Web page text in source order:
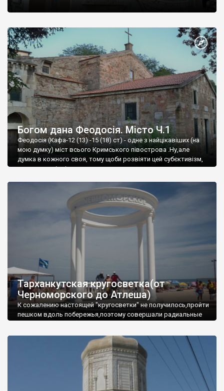
Богом дана Феодосія. Місто Ч.1
Феодосія (Кафа-12 (13) -15 (18) ст) - одне з найцікавіших (на
мою думку) міст всього Кримського півострова .Ну,але
думка в кожного своя, тому щоби розвіяти цей субєктивізм,
запрошую відвідати це
Тарханкутская кругосветка(от
Черноморского до Атлеша)
К сожалению настоящей "кругосветки" не получилось,пройти
пешком вдоль побережья,поэтому совершали радиальные